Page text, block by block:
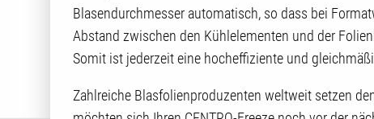
Blasendurchmesser automatisch, so dass bei
Abstand zwischen den Kühlelementen und der
Somit ist jederzeit eine hocheffiziente und
Zahlreiche Blasfolienproduzenten weltweit setzen